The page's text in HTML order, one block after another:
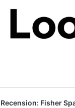
Recension: Fisher